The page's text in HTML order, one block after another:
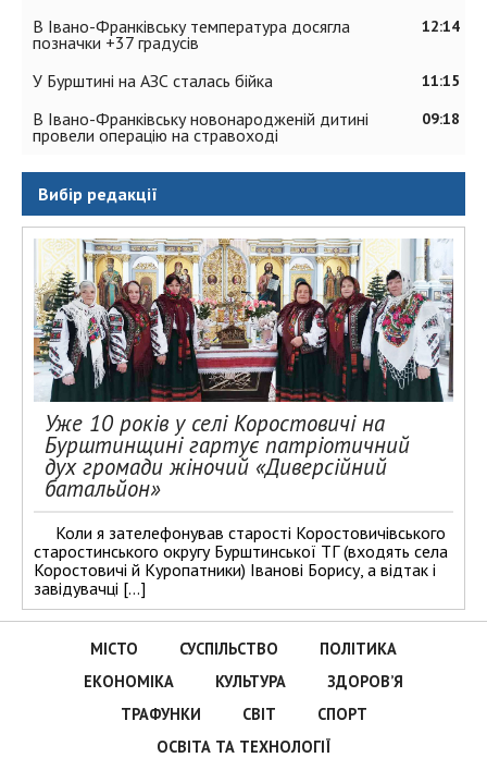
12:14
В Івано-Франківську температура досягла
позначки +37 градусів
11:15
У Бурштині на АЗС сталась бійка
09:18
В Івано-Франківську новонародженій дитині
провели операцію на стравоході
Вибір редакції
Уже 10 років у селі Коростовичі на
Бурштинщині гартує патріотичний
дух громади жіночий «Диверсійний
батальйон»
Коли я зателефонував старості Коростовичівського
старостинського округу Бурштинської ТГ (входять села
Коростовичі й Куропатники) Іванові Борису, а відтак і
завідувачці […]
МІСТО СУСПІЛЬСТВО
ПОЛІТИКА
ЕКОНОМІКА
КУЛЬТУРА
ЗДОРОВ’Я
ТРАФУНКИ
СВІТ
СПОРТ
ОСВІТА ТА ТЕХНОЛОГІЇ